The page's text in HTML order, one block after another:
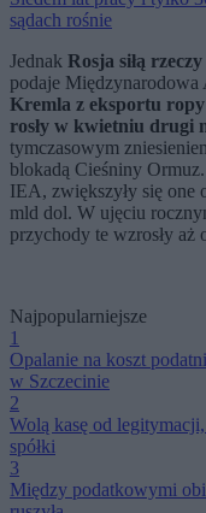
sądach rośnie
Jednak Rosja siłą
podaje
Kremla z eksportu
rosły w kwietniu drugi
tymczasowym
blokadą Cieśniny
IEA, zwiększyły się one
mld dol. W ujęciu
przychody te wzrosły aż
Najpopularniejsze
1
Opalanie na koszt
w Szczecinie
2
Wolą kasę od
spółki
3
Między podatkowymi